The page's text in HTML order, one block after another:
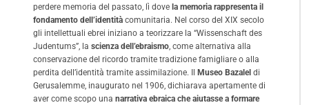
perdere memoria del passato, lì dove la memoria rappresenta il
fondamento dell’identità comunitaria. Nel corso del XIX secolo
gli intellettuali ebrei iniziano a teorizzare la “Wissenschaft des
Judentums”, la scienza dell’ebraismo, come alternativa alla
conservazione del ricordo tramite tradizione famigliare o alla
perdita dell’identità tramite assimilazione. Il
Museo Bazalel di
Gerusalemme, inaugurato nel 1906, dichiarava apertamente di
aver come scopo una narrativa ebraica che aiutasse a formare